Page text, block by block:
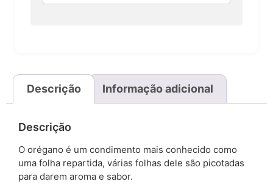
Descrição Informação adicional
Descrição
O orégano é um condimento mais conhecido como
uma folha repartida, várias folhas dele são picotadas
para darem aroma e sabor.